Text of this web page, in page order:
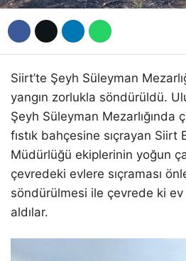
Siirt’te Şeyh Süleyman
yangın zorlukla söndürüldü.
Şeyh Süleyman Mezarlığında
fıstık bahçesine sıçrayan Siirt
Müdürlüğü ekiplerinin yoğun
çevredeki evlere sıçraması
söndürülmesi ile çevrede ki
aldılar.